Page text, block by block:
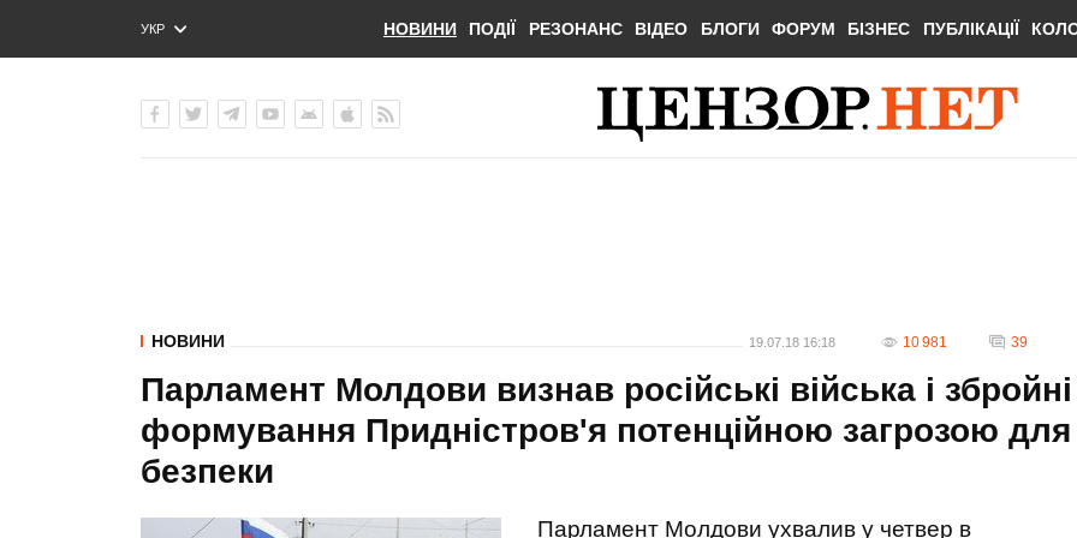
УКР
ENG
НОВИНИ ПОДІЇ РЕЗОНАНС ВІДЕО БЛОГИ ФОРУМ БІЗНЕС ПУБЛІКАЦІЇ
НОВИНИ 19.07.18 16:18 10 981 39
Парламент Молдови визнав російські війська і збройні
формування Придністров'я потенційною загрозою для
безпеки
Парламент Молдови ухвалив у четвер в